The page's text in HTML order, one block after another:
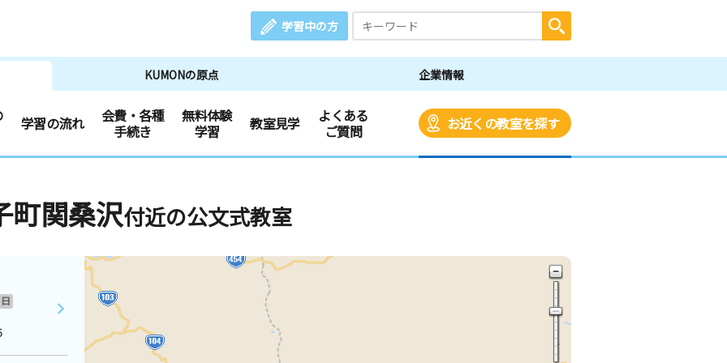
学習中の方
KUMONの原点 企業情報
学習の流れ
会費・各種
手続き
無料体験
学習
教室見学
よくある
ご質問
お近くの教室を探す
町関桑沢付近の公文式教室
日